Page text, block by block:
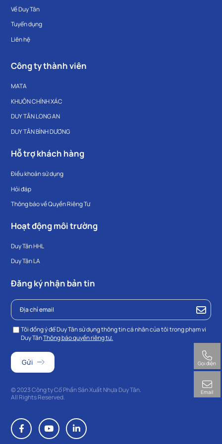
Về Duy Tân
Tuyển dụng
Liên hệ
Công ty thành viên
MATA
KHUÔN CHÍNH XÁC
DUY TÂN LONG AN
DUY TÂN BÌNH DƯƠNG
Hỗ trợ khách hàng
Điều khoản sử dụng
Hỏi đáp
Thông báo về Quyền Riêng Tư
Hoạt động môi trường
Duy Tân HHL
Duy Tân LA
Đăng ký nhận bản tin
Tôi đồng ý để Duy Tân sử dụng thông tin cá nhân của tôi trong phạm vi
Duy TânThông báo quyền riêng tư.
© 2023 Công ty Cổ Phần Sản Xuất Nhựa Duy Tân.
All Rights Reserved.
Gọi điện
Email